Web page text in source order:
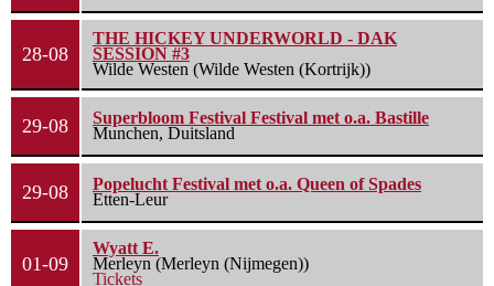
28-08
THE HICKEY UNDERWORLD - DAK
SESSION #3
Wilde Westen (Wilde Westen (Kortrijk))
29-08
Superbloom Festival Festival met o.a. Bastille
Munchen, Duitsland
29-08
Popelucht Festival met o.a. Queen of Spades
Etten-Leur
01-09
Wyatt E.
Merleyn (Merleyn (Nijmegen))
Tickets